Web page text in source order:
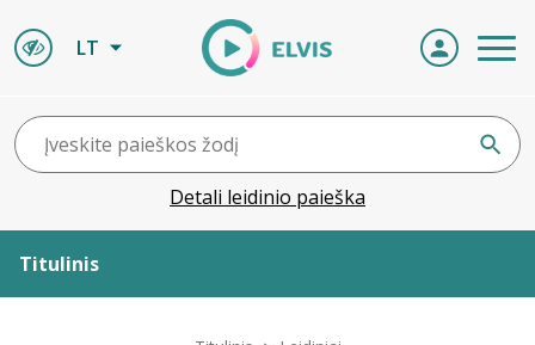
LT
Detali leidinio paieška
Titulinis